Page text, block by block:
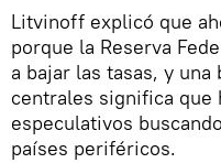
Litvinoff explicó que
porque la Reserva
a bajar las tasas, y
centrales significa que
especulativos
países periféricos.